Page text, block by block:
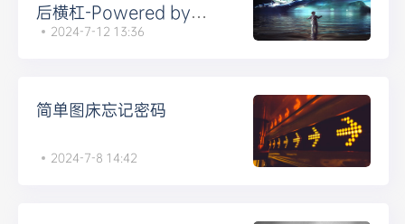
后横杠-Powered by
Discuz!的方法
2024-7-12 13:36
简单图床忘记密码
2024-7-8 14:42